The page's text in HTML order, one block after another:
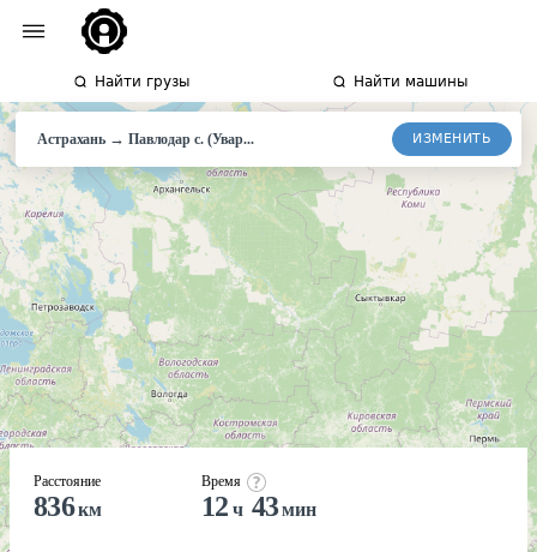
Найти грузы Найти машины
Астрахань → Павлодар с. (Увар... ИЗМЕНИТЬ
Расстояние
836км
Время
12 ч 43мин